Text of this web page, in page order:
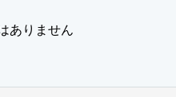
ありません